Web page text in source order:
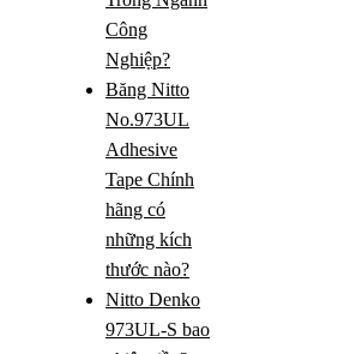
Công
Nghiệp?
Băng Nitto
No.973UL
Adhesive
Tape Chính
hãng có
những kích
thước nào?
Nitto Denko
973UL-S bao